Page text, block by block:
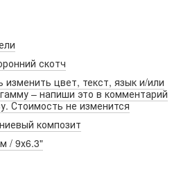
скотч
изменить цвет, текст, язык и/или
– напиши это в комментарий
Стоимость не изменится
композит
/ 9х6.3"